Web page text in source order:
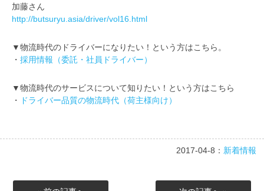
加藤さん
http://butsuryu.asia/driver/vol16.html
▼物流時代のドライバーになりたい！という方はこちら。
・ 採用情報（委託・社員ドライバー）
▼物流時代のサービスについて知りたい！という方はこちら
・
ドライバー品質の物流時代（荷主様向け）
2017-04-8： 新着情報